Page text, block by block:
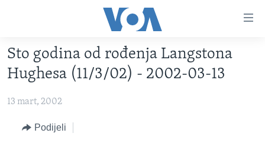
glavni
sadržaj
na
navigaciju
TV PROGRAM
VIDEO
FOTOGRAFIJE DANA
VIJESTI
Sto godina od rođenja Langstona
Hughesa (11/3/02) - 2002-03-13
13 mart, 2002
Podijeli